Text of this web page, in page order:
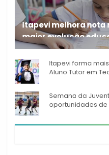
Itapevi melhora nota
maior evolução
A rede municipal de
Itapevi forma
Aluno Tutor em
Semana da
oportunidades